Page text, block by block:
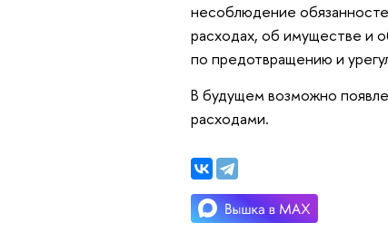
несоблюдение
расходах, об имуществе и
по предотвращению и
В будущем возможно
расходами.